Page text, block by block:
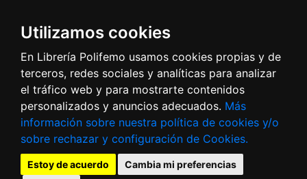
Utilizamos cookies
En Librería Polifemo usamos cookies propias y de
terceros, redes sociales y analíticas para analizar
el tráfico web y para mostrarte contenidos
personalizados y anuncios adecuados. Más
información sobre nuestra política de cookies y/o
sobre rechazar y configuración de Cookies.
Estoy de acuerdo
Cambia mi preferencias